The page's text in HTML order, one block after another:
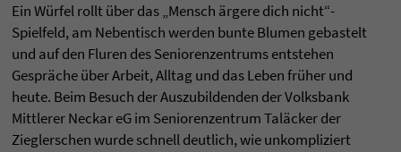
Ein Würfel rollt über das „Mensch ärgere dich nicht“-
Spielfeld, am Nebentisch werden bunte Blumen gebastelt
und auf den Fluren des Seniorenzentrums entstehen
Gespräche über Arbeit, Alltag und das Leben früher und
heute. Beim Besuch der Auszubildenden der Volksbank
Mittlerer Neckar eG im Seniorenzentrum Taläcker der
Zieglerschen wurde schnell deutlich, wie unkompliziert